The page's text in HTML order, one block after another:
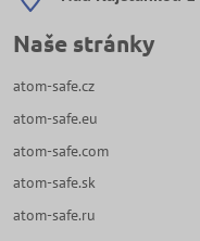
Naše stránky
atom-safe.cz
atom-safe.eu
atom-safe.com
atom-safe.sk
atom-safe.ru